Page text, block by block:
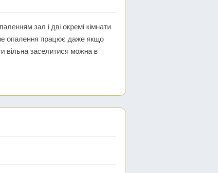
зал і дві окремі кімнати
опалення працює даже якщо
вільна заселитися можна в